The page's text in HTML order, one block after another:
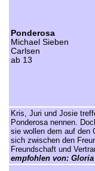
Ponderosa
Michael Sieben
Carlsen
ab 13
Kris, Juri und Josie
Ponderosa nennen.
sie wollen dem auf den
sich zwischen den
Freundschaft und
empfohlen von: Gloria